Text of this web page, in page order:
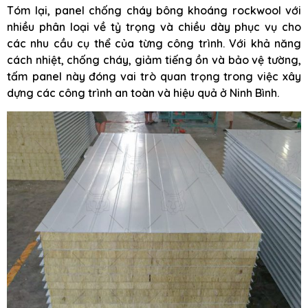
Tóm lại, panel chống cháy bông khoáng rockwool với
nhiều phân loại về tỷ trọng và chiều dày phục vụ cho
các nhu cầu cụ thể của từng công trình. Với khả năng
cách nhiệt, chống cháy, giảm tiếng ồn và bảo vệ tường,
tấm panel này đóng vai trò quan trọng trong việc xây
dựng các công trình an toàn và hiệu quả ở Ninh Bình.